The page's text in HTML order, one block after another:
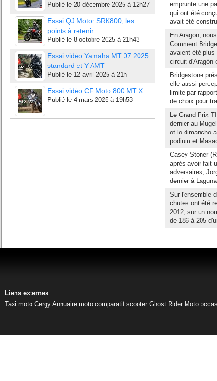
Publié le 20 décembre 2025 à 12h27
Essai QJ Motor SRK800, les
points à retenir
Publié le 8 octobre 2025 à 21h43
Essai vidéo Yamaha MT 07 2025
standard et Y AMT
Publié le 12 avril 2025 à 21h
Essai vidéo CF Moto 800 MT X
Publié le 4 mars 2025 à 19h53
emprunte une
qui ont été
avait été
En Aragón,
Comment
avaient été plus
circuit d'Aragón
Bridgestone
elle aussi
limite par
de choix pour
Le Grand Prix
dernier au
et le dimanche
podium et
Casey Stoner
après avoir fait
adversaires,
dernier à
Sur l'ensemble
chutes ont été
2012, sur un
de 186 à 205
Liens externes
Taxi moto Cergy Annuaire moto comparatif scooter Ghost Rider Moto